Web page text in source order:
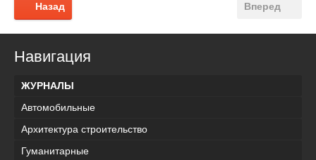
Вперед
Назад
Навигация
ЖУРНАЛЫ
Автомобильные
Архитектура строительство
Гуманитарные